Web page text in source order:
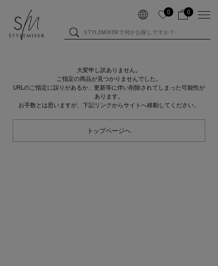
0 0
大変申し訳ありません。
ご指定の商品が見つかりませんでした。
URLのご指定に誤りがあるか、更新等に伴い削除されてしまった可能性が
あります。
お手数とは思いますが、下記リンクからサイトへ移動してください。
トップページへ